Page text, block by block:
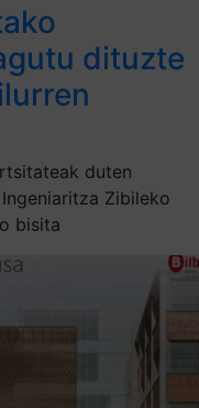
dituzte
duten
Zibileko
bisita